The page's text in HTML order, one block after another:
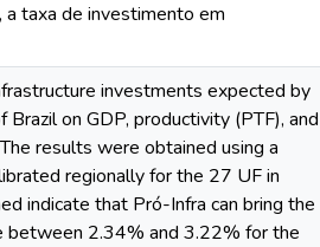
a taxa de investimento em
investments expected by
on GDP, productivity (PTF), and
results were obtained using a
regionally for the 27 UF in
indicate that Pró-Infra can bring the
between 2.34% and 3.22% for the